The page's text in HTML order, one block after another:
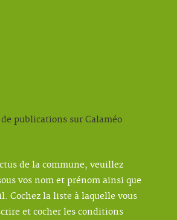
publications sur Calaméo
de la commune, veuillez
vos nom et prénom ainsi que
Cochez la liste à laquelle vous
et cocher les conditions